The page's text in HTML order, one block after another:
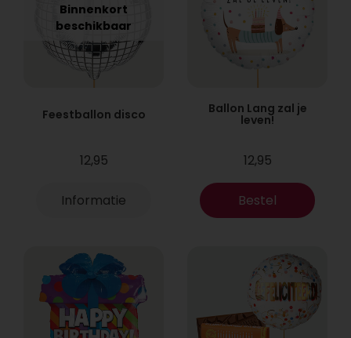
Binnenkort
beschikbaar
Feestballon disco
12,95
Informatie
Ballon Lang zal je
leven!
12,95
Bestel